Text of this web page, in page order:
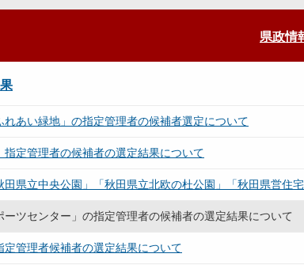
県政情
れあい緑地」の指定管理者の候補者選定について
指定管理者の候補者の選定結果について
田県立中央公園」「秋田県立北欧の杜公園」「秋田県営住
ーツセンター」の指定管理者の候補者の選定結果について
管理者候補者の選定結果について